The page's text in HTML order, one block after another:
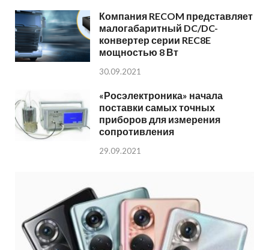
Компания RECOM представляет
малогабаритный DC/DC-
конвертер серии REC8E
мощностью 8 Вт
30.09.2021
«Росэлектроника» начала
поставки самых точных
приборов для измерения
сопротивления
29.09.2021